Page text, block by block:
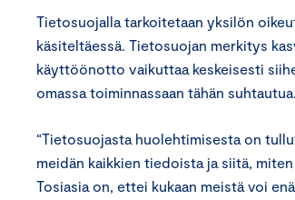
Tietosuojalla tarkoitetaan yksilön
käsiteltäessä. Tietosuojan merkitys
käyttöönotto vaikuttaa keskeisesti
omassa toiminnassaan tähän suhtautua.
“Tietosuojasta huolehtimisesta on
meidän kaikkien tiedoista ja siitä,
Tosiasia on, ettei kukaan meistä voi